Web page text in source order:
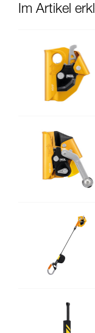
Im Artikel